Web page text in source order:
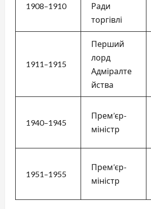
1908–1910
Ради
торгівлі
1911–1915
Перший
лорд
Адміралте
йства
1940–1945
Прем’єр-
міністр
1951–1955
Прем’єр-
міністр